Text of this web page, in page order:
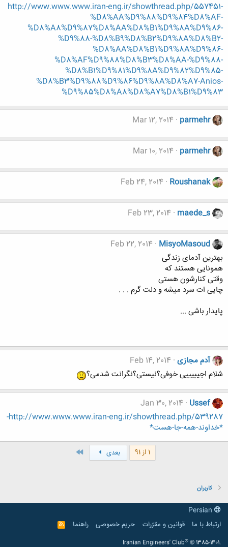
http://www.www.www.iran-eng.ir/showthread.php/557451-
%D8%AA%D9%88%D9%84%D8%AF-
%D8%A8%D9%87%D8%AA%D8%B1%D9%8A%D9%86-
%D9%88-%D8%B9%D8%B2%D9%8A%D8%B2-
%D8%AA%D8%B1%D9%8A%D9%86-
%D8%AF%D9%88%D8%B3%D8%AA-%D9%88-
%D8%B1%D9%81%D9%8A%D9%82%D9%85-
%D8%B3%D9%88%D9%86%D9%8A%D8%A7-Anios-
%D9%85%D8%A8%D8%A7%D8%B1%D9%83
parmehr
Mar 12, 2014
parmehr
Mar 10, 2014
Roushanak
Feb 24, 2014
maede_s
Feb 23, 2014
MisyoMasoud
Feb 22, 2014
بهترین آدمای زندگی
همونایی هستند که
وقتی کنارشون هستی
چایی ات سرد میشه و دلت گرم . . .
پایدار باشی ...
آدم مجازی Feb 14, 2014
شلام اجیییییی خوفی؟نیستی؟نگرانت شدمی؟
Ussef
Jan 30, 2014
http://www.www.www.iran-eng.ir/showthread.php/539287-
*خداوند-همه-جا-هست*
1 از 91 بعدی
کاربران
ارتباط با ما
قوانین و مقرّرات حریم خصوصی راهنما
R
S
Iranian Engineers' Club® © 1385-1401.